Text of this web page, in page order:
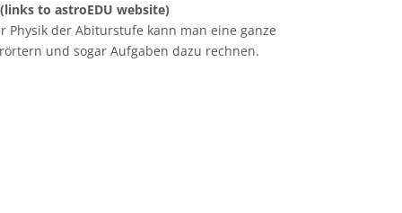
to astroEDU website)
Physik der Abiturstufe kann man eine ganze
und sogar Aufgaben dazu rechnen.